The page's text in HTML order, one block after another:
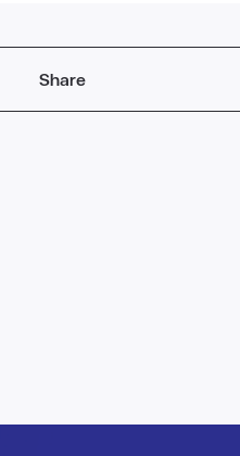
Share